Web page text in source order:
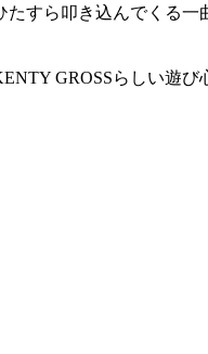
すら叩き込んでくる一
GROSSらしい遊び